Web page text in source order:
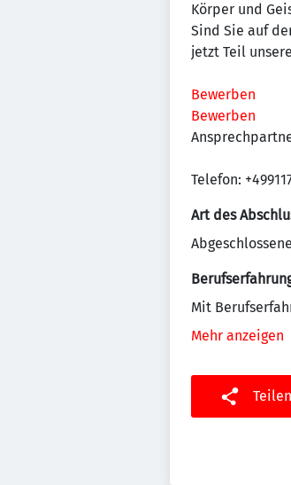
Körper und
Sind Sie auf
jetzt Teil
Bewerben
Bewerben
Telefon:
Art des
Mit
Mehr anzeigen
Teilen